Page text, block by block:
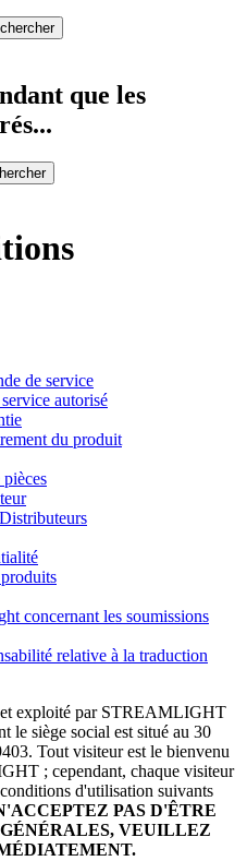
que les
de service
autorisé
du produit
concernant les soumissions
relative à la traduction
et exploité par STREAMLIGHT
le siège social est situé au 30
Tout visiteur est le bienvenu
; cependant, chaque visiteur
d'utilisation suivants
PAS D'ÊTRE
VEUILLEZ